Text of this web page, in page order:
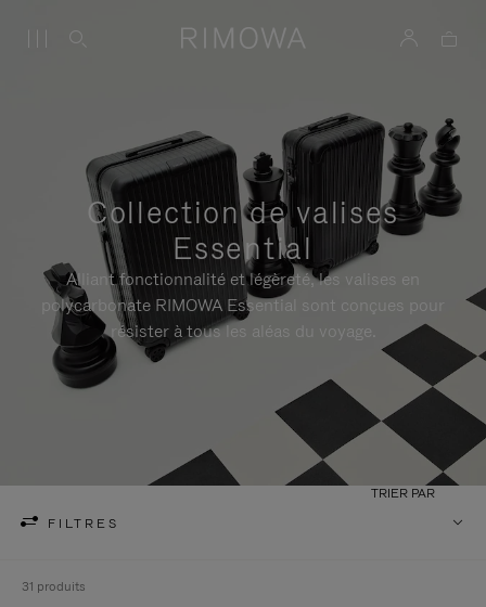
Collection de valises
Essential
Alliant fonctionnalité et légèreté, les valises en
polycarbonate RIMOWA Essential sont conçues pour
résister à tous les aléas du voyage.
FILTRES
TRIER PAR
31 produits